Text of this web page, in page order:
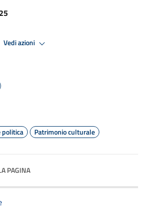
Vedi azioni
politica
Patrimonio culturale
PAGINA